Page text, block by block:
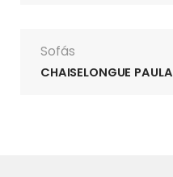
Sofás
CHAISELONGUE PAULA